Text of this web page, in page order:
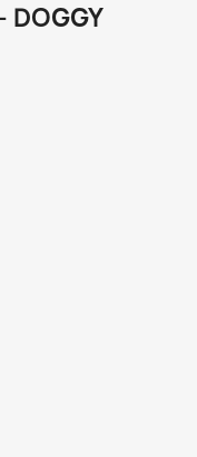
DOGGY